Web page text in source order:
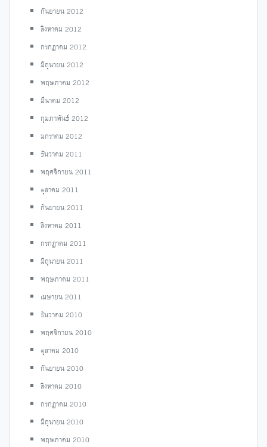
กันยายน 2012
สิงหาคม 2012
กรกฎาคม 2012
มิถุนายน 2012
พฤษภาคม 2012
มีนาคม 2012
กุมภาพันธ์ 2012
มกราคม 2012
ธันวาคม 2011
พฤศจิกายน 2011
ตุลาคม 2011
กันยายน 2011
สิงหาคม 2011
กรกฎาคม 2011
มิถุนายน 2011
พฤษภาคม 2011
เมษายน 2011
ธันวาคม 2010
พฤศจิกายน 2010
ตุลาคม 2010
กันยายน 2010
สิงหาคม 2010
กรกฎาคม 2010
มิถุนายน 2010
พฤษภาคม 2010